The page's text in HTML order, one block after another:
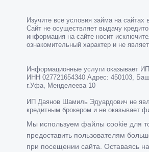
Изучите все условия займа на
Сайт не осуществляет выдачу
информация на сайте носит
ознакомительный характер и не
Информационные услуги оказывает
ИНН 027721654340 Адрес: 450103,
г.Уфа, Менделеева 10
ИП Даянов Шамиль Эдуардович не
кредитным брокером и не оказывает
Мы используем файлы cookie для
предоставить пользователям
при посещении сайта. Оставаясь